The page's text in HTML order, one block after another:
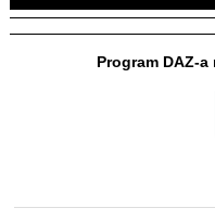
Program DAZ-